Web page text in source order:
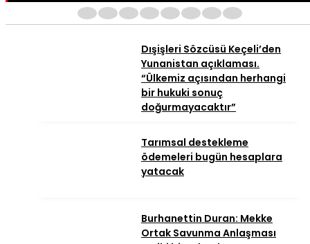
Dışişleri Sözcüsü Keçeli’den
Yunanistan açıklaması.
“Ülkemiz açısından herhangi
bir hukuki sonuç
doğurmayacaktır”
Tarımsal destekleme
ödemeleri bugün hesaplara
yatacak
Burhanettin Duran: Mekke
Ortak Savunma Anlaşması